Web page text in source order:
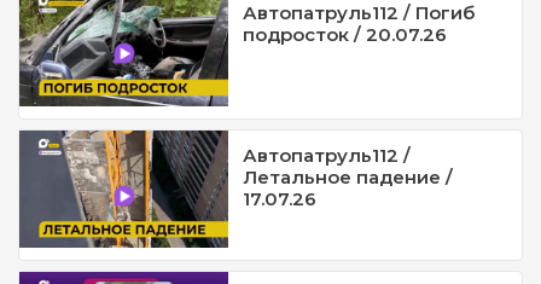
Автопатруль112 / Погиб
подросток / 20.07.26
Автопатруль112 /
Летальное падение /
17.07.26